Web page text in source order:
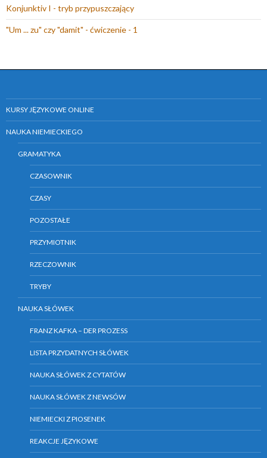
m
o
i
)
Konjunktiv I - tryb przypuszczający
"Um ... zu" czy "damit" - ćwiczenie - 1
KURSY JĘZYKOWE ONLINE
NAUKA NIEMIECKIEGO
GRAMATYKA
CZASOWNIK
CZASY
POZOSTAŁE
PRZYMIOTNIK
RZECZOWNIK
TRYBY
NAUKA SŁÓWEK
FRANZ KAFKA – DER PROZESS
LISTA PRZYDATNYCH SŁÓWEK
NAUKA SŁÓWEK Z CYTATÓW
NAUKA SŁÓWEK Z NEWSÓW
NIEMIECKI Z PIOSENEK
REAKCJE JĘZYKOWE